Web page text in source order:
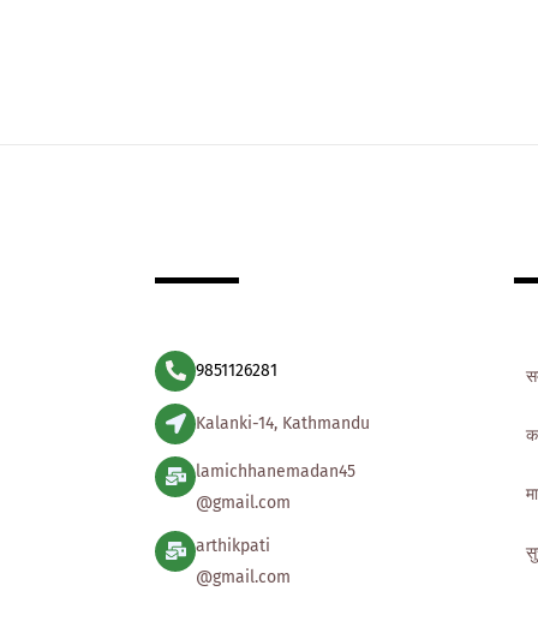
9851126281
Kalanki-14, Kathmandu
lamichhanemadan45
@gmail.com
arthikpati
@gmail.com